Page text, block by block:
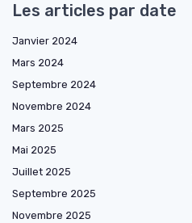
Les articles par date
Janvier 2024
Mars 2024
Septembre 2024
Novembre 2024
Mars 2025
Mai 2025
Juillet 2025
Septembre 2025
Novembre 2025